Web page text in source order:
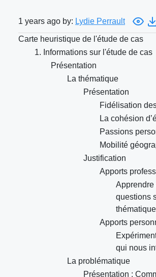
1 years ago by: Lydie Perrault
Carte heuristique de l'étude de cas
1. Informations sur l'étude de cas
Présentation
La thématique
Présentation
Fidélisation
La cohésion
Passions
Mobilité
Justification
Apports
Apprendre
questions
Apports
qui nous
La problématique
Présentation :